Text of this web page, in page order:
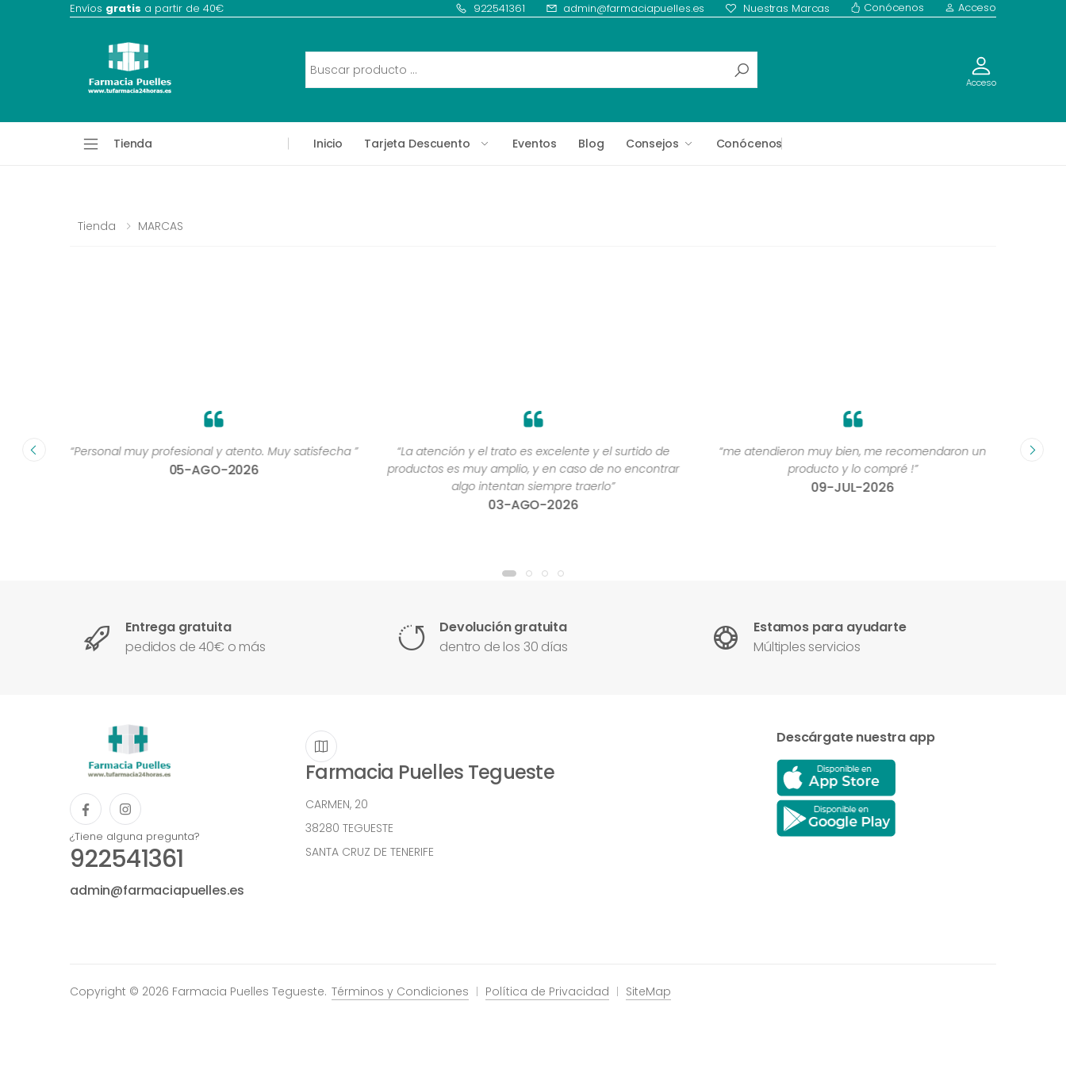
Envíos gratis a partir de 40€ 922541361 admin@farmaciapuelles.es Nuestras Marcas Conócenos Acceso
Acceso
Tienda Inicio Tarjeta Descuento Eventos Blog Consejos Conócenos
Tienda MARCAS
muy “Personal muy profesional y atento. Muy satisfecha ”
05-AGO-2026
“La atención y el trato es excelente y el surtido de
productos es muy amplio, y en caso de no encontrar
algo intentan siempre traerlo”
03-AGO-2026
“me atendieron muy bien, me recomendaron un
producto y lo compré !”
09-JUL-2026
Entrega gratuita
pedidos de 40€ o más
Devolución gratuita
dentro de los 30 días
Estamos para ayudarte
Múltiples servicios
¿Tiene alguna pregunta?
922541361
admin@farmaciapuelles.es
Farmacia Puelles Tegueste
CARMEN, 20
38280 TEGUESTE
SANTA CRUZ DE TENERIFE
Descárgate nuestra app
Copyright © 2026 Farmacia Puelles Tegueste. Términos y Condiciones Política de Privacidad SiteMap